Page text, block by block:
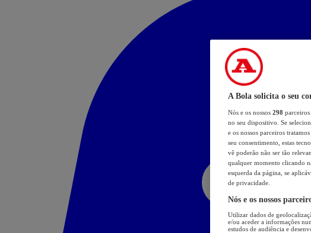
A Bola solicita o seu
Nós e os nossos 298 parceiros
no seu dispositivo. Se
e os nossos parceiros
seu consentimento, estas
vê poderão não ser tão
qualquer momento clicando
esquerda da página, se
de privacidade.
Nós e os nossos
Utilizar dados de
e/ou aceder a informações
estudos de audiência e